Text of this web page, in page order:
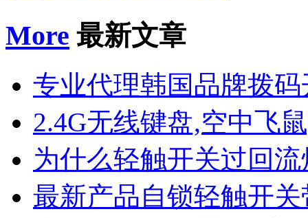
More 最新文章
专业代理韩国品牌拨
2.4G无线键盘,空中飞
为什么轻触开关过回流
最新产品自锁轻触开